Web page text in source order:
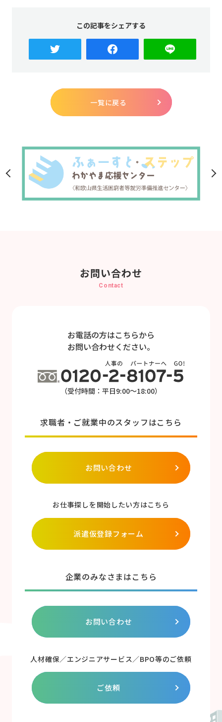
この記事をシェアする
一覧に戻る
お問い合わせ
Contact
お電話の方はこちらから
お問い合わせください。
（受付時間：平日9:00～18:00）
求職者・ご就業中のスタッフはこちら
お問い合わせ
お仕事探しを開始したい方はこちら
派遣仮登録フォーム
企業のみなさまはこちら
お問い合わせ
人材確保／エンジニアサービス／BPO等のご依頼
ご依頼